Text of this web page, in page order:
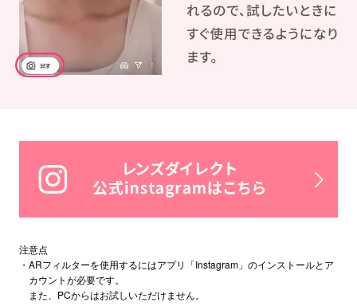
注意点
・ARフィルターを使用するにはアプリ「Instagram」のインストールとア
カウントが必要です。
また、PCからはお試しいただけません。